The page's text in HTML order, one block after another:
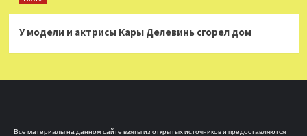
У модели и актрисы Кары Делевинь сгорел дом
Все материалы на данном сайте взяты из открытых источников и предоставляются